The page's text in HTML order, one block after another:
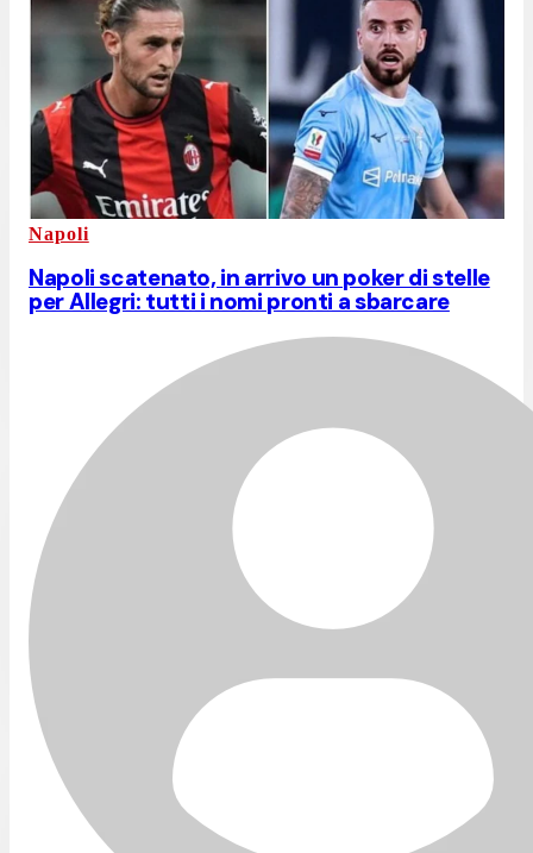
Napoli
Napoli scatenato, in arrivo un poker di stelle
per Allegri: tutti i nomi pronti a sbarcare